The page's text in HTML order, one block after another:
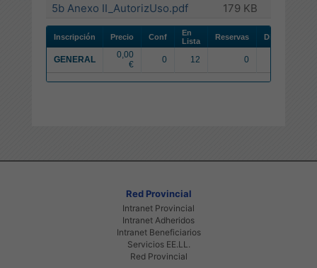
5b Anexo II_AutorizUso.pdf
179 KB
Inscripción Precio Conf
En
Lista
Reservas Disponibles
GENERAL
0,00
€
0 12 0
Red Provincial
Intranet Provincial
Intranet Adheridos
Intranet Beneficiarios
Servicios EE.LL.
Red Provincial